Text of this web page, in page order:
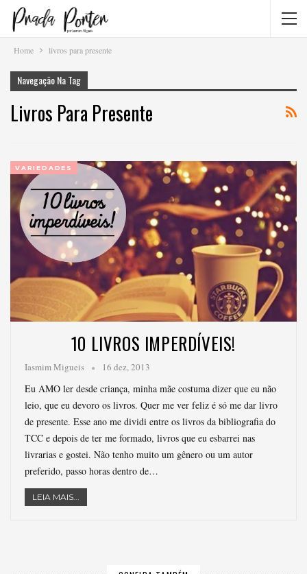
Home livros para presente
Navegação Na Tag
Livros Para Presente
VARIEDADES
10 LIVROS IMPERDÍVEIS!
Iasmim Migueis 16 dez, 2013
Eu AMO ler desde criança, minha mãe costuma dizer que eu não
leio, que eu devoro os livros. Quer me ver feliz é só me dar livro
de presente. Esse ano me dividi entre os livros da bibliografia do
TCC e depois de ter me formado, livros que eu esbarrei nas
livrarias e gostei. Não tenho muito um gênero ou um autor
preferido, passo horas dentro de…
LEIA MAIS...